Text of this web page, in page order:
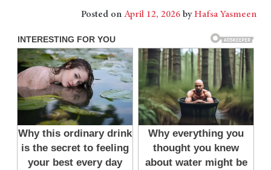
Posted onApril 12, 2026byHafsa Yasmeen